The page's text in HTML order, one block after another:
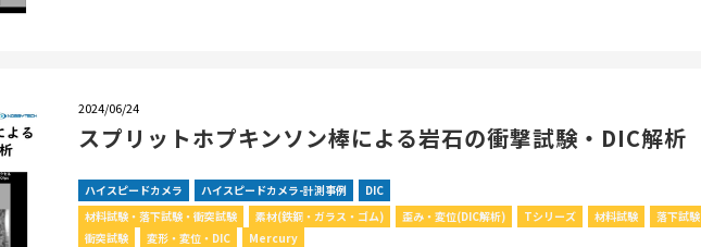
2024/06/24
スプリットホプキンソン棒による岩石の衝撃試験・DIC解析
ハイスピードカメラ ハイスピードカメラ-計測事例
DIC
材料試験・落下試験・衝突試験
素材(鉄鋼・ガラス・ゴム) 歪み・変位(DIC解析) Tシリーズ 材料試験
落下試験
衝突試験
変形・変位・DIC Mercury